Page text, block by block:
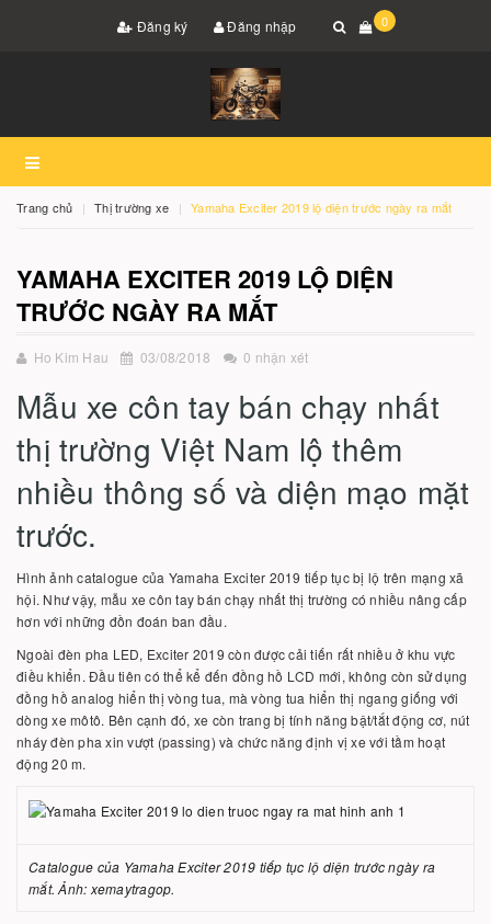
Đăng ký Đăng nhập 0
Trang chủ Thị trường xe Yamaha Exciter 2019 lộ diện trước ngày ra mắt
YAMAHA EXCITER 2019 LỘ DIỆN
TRƯỚC NGÀY RA MẮT
Ho Kim Hau 03/08/2018 0 nhận xét
Mẫu xe côn tay bán chạy nhất
thị trường Việt Nam lộ thêm
nhiều thông số và diện mạo mặt
trước.
Hình ảnh catalogue của Yamaha Exciter 2019 tiếp tục bị lộ trên mạng xã
hội. Như vậy, mẫu xe côn tay bán chạy nhất thị trường có nhiều nâng cấp
hơn với những đồn đoán ban đầu.
Ngoài đèn pha LED, Exciter 2019 còn được cải tiến rất nhiều ở khu vực
điều khiển. Đầu tiên có thể kể đến đồng hồ LCD mới, không còn sử dụng
đồng hồ analog hiển thị vòng tua, mà vòng tua hiển thị ngang giống với
dòng xe môtô. Bên cạnh đó, xe còn trang bị tính năng bật/tắt động cơ, nút
nháy đèn pha xin vượt (passing) và chức năng định vị xe với tầm hoạt
động 20 m.
Catalogue của Yamaha Exciter 2019 tiếp tục lộ diện trước ngày ra
mắt. Ảnh: xemaytragop.